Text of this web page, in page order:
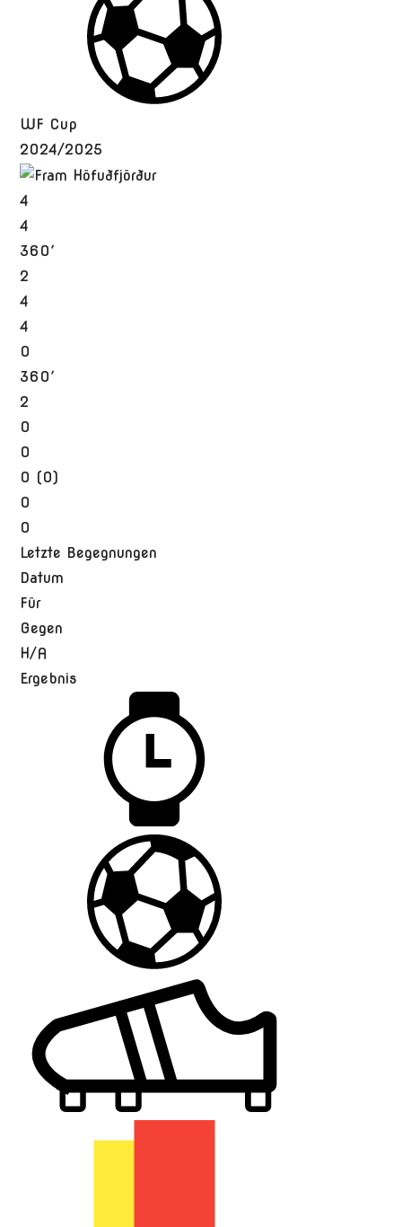
WF Cup
2024/2025
4
4
360′
2
4
4
0
360′
2
0
0
0 (0)
0
0
Letzte Begegnungen
Datum
Für
Gegen
H/A
Ergebnis